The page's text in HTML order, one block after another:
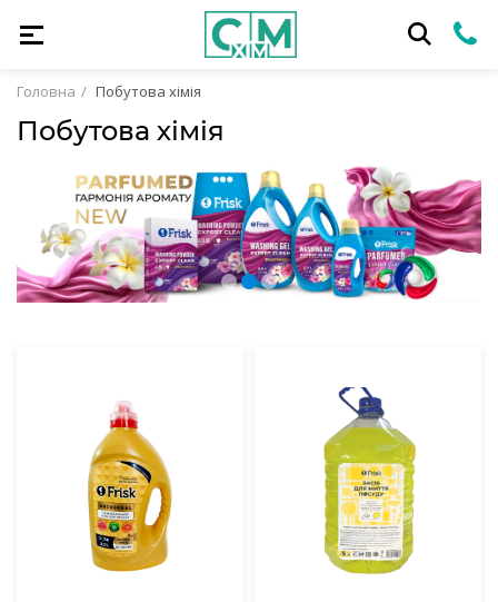
Головна Побутова хімія
Побутова хімія